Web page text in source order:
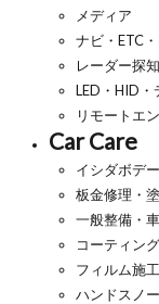
メディア
ナビ・ETC
レーダー探
LED・HID・
リモートエ
Car Care
イシダボデ
板金修理・
一般整備・
コーティン
フィルム施工
ハンドスノ